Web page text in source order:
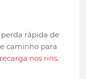
rápida de
caminho para
nos rins.